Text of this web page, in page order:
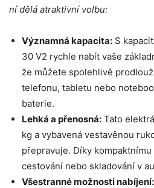
ní dělá atraktivní volbu:
Významná kapacita: S
30 V2 rychle nabít vaše
že můžete spolehlivě
telefonu, tabletu nebo
baterie.
Lehká a přenosná: Tato
kg a vybavená vestavěnou
přepravuje. Díky
cestování nebo skladování v
Všestranné možnosti nabíjení: